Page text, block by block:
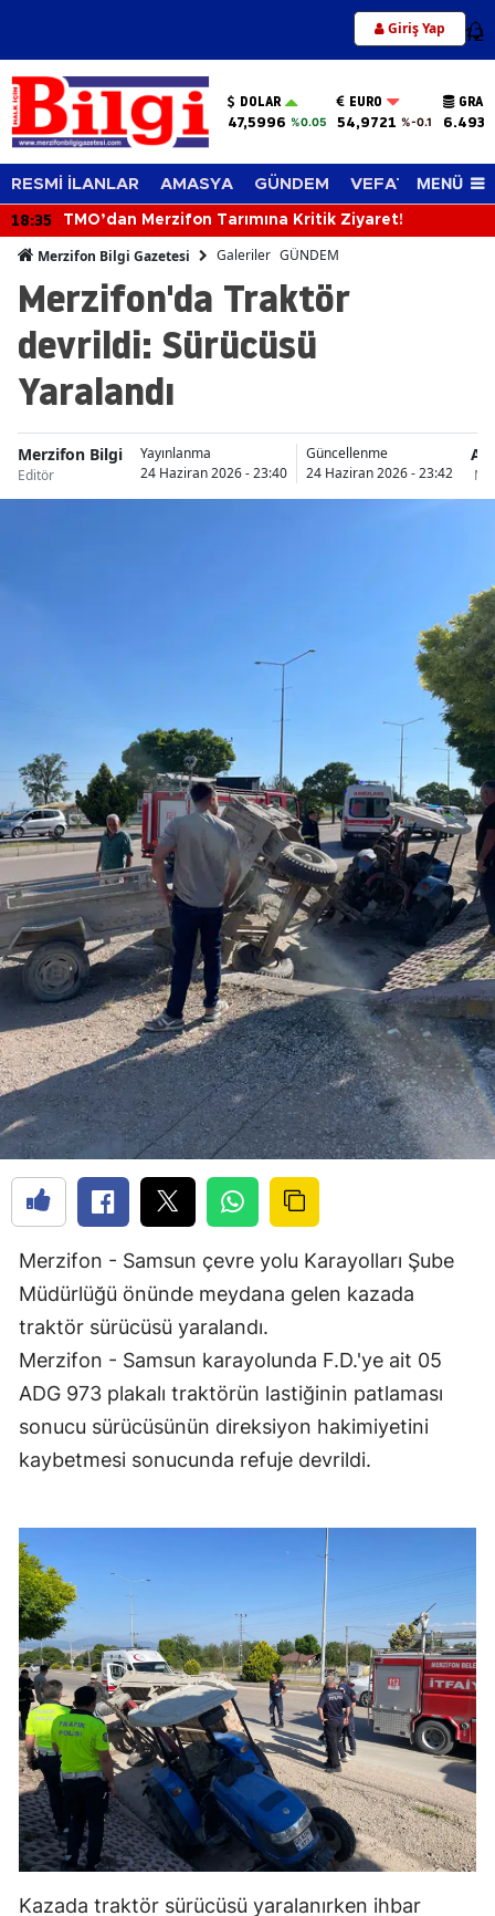
Giriş Yap 12
DOLAR
47,5996 %0.05
EURO
54,9721 %-0.1
RESMİ İLANLAR AMASYA GÜNDEM VEFAT EDENLER
MENÜ
18:35 TMO’dan Merzifon Tarımına Kritik Ziyaret!
Merzifon Bilgi Gazetesi Galeriler GÜNDEM
Merzifon'da Traktör
devrildi: Sürücüsü
Yaralandı
Merzifon Bilgi
Editör
Yayınlanma
24 Haziran 2026 - 23:40
Güncellenme
24 Haziran 2026 - 23:42
Merzifon - Samsun çevre yolu Karayolları Şube
Müdürlüğü önünde meydana gelen kazada
traktör sürücüsü yaralandı.
Merzifon - Samsun karayolunda F.D.'ye ait 05
ADG 973 plakalı traktörün lastiğinin patlaması
sonucu sürücüsünün direksiyon hakimiyetini
kaybetmesi sonucunda refuje devrildi.
Kazada traktör sürücüsü yaralanırken ihbar